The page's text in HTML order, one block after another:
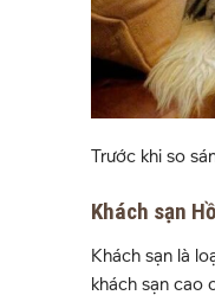
Trước khi so
Khách sạn
Khách sạn là
khách sạn cao